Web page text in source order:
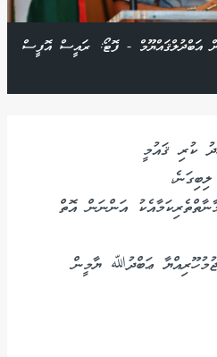
އަބްދުލްޤައްޔޫމް - ފޮޓޯ: ރައީސް އޮފީސް
ކުރި ޤައުމީ
އަންނަން އޮތް
ޢަބްދުﷲ ޔާމީން